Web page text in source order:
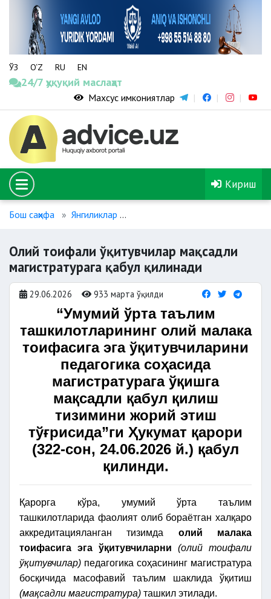
ЎЗ O‘Z RU EN
24/7 ҳуқуқий маслаҳат
Махсус имкониятлар
Кириш
Бош саҳифа Янгиликлар
Олий тоифали ўқитувчилар мақсадли
магистратурага қабул қилинади
29.06.2026 933 марта ўқилди
“Умумий ўрта таълим
ташкилотларининг олий малака
тоифасига эга ўқитувчиларини
педагогика соҳасида
магистратурага ўқишга
мақсадли қабул қилиш
тизимини жорий этиш
тўғрисида”ги Ҳукумат қарори
(322-сон, 24.06.2026 й.) қабул
қилинди.
Қарорга кўра,
умумий ўрта таълим
ташкилотларида фаолият олиб бораётган халқаро
аккредитацияланган тизимда олий малака
тоифасига эга ўқитувчиларни (олий тоифали
ўқитувчилар) педагогика соҳасининг магистратура
босқичида масофавий таълим шаклида ўқитиш
(мақсадли магистратура) ташкил этилади.